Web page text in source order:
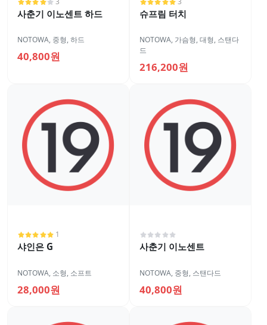
사춘기 이노센트 하드
NOTOWA, 중형,하드
40,800원
슈프림 터치
NOTOWA, 가슴형,대형, 스탠다
드
216,200원
1
샤인은 G
NOTOWA, 소형, 소프트
28,000원
사춘기 이노센트
NOTOWA, 중형, 스탠다드
40,800원